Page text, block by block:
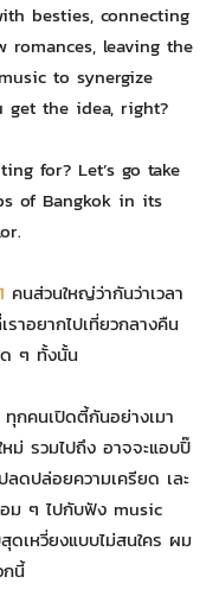
besties, connecting
leaving the
to synergize
get the idea, right?
for? Let’s go take
of Bangkok in its
คนส่วนใหญ่ว่ากันว่าเวลา
าอยากไปเที่ยวกลางคืน
ด ๆ ทั้งนั้น
กคนเปิดตี้กันอย่างเมา
ม่ รวมไปถึง อาจจะแอบปิ๊
ดปล่อยความเครียด เละ
ม ๆ ไปกับฟัง music
ดเหวี่ยงแบบไม่สนใคร ผม
กนี้